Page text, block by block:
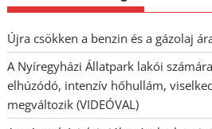
Újra csökken a benzin és a gázolaj
A Nyíregyházi Állatpark lakói
elhúzódó, intenzív hőhullám,
megváltozik (VIDEÓVAL)